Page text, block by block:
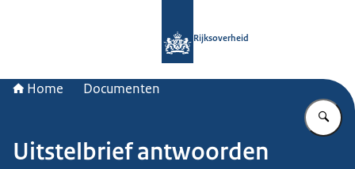
Rijksoverheid
Home Documenten
Uitstelbrief antwoorden